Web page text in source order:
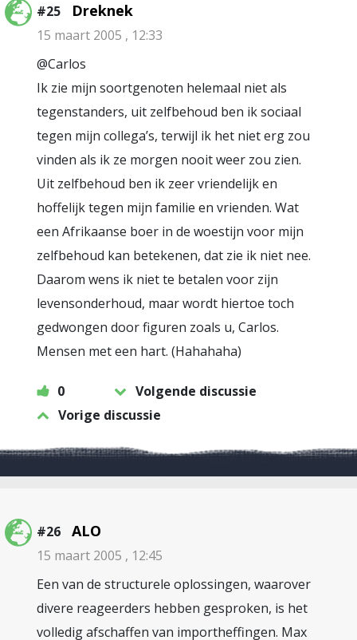
#25 Dreknek
15 maart 2005 , 12:33
@Carlos
Ik zie mijn soortgenoten helemaal niet als
tegenstanders, uit zelfbehoud ben ik sociaal
tegen mijn collega’s, terwijl ik het niet erg zou
vinden als ik ze morgen nooit weer zou zien.
Uit zelfbehoud ben ik zeer vriendelijk en
hoffelijk tegen mijn familie en vrienden. Wat
een Afrikaanse boer in de woestijn voor mijn
zelfbehoud kan betekenen, dat zie ik niet nee.
Daarom wens ik niet te betalen voor zijn
levensonderhoud, maar wordt hiertoe toch
gedwongen door figuren zoals u, Carlos.
Mensen met een hart. (Hahahaha)
0
Volgende discussie
Vorige discussie
#26 ALO
15 maart 2005 , 12:45
Een van de structurele oplossingen, waarover
divere reageerders hebben gesproken, is het
volledig afschaffen van importheffingen. Max